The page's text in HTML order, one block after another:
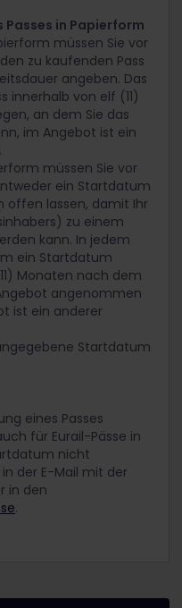
in Papierform
müssen Sie vor
zu kaufenden Pass
angeben. Das
von elf (11)
an dem Sie das
im Angebot ist ein
müssen Sie vor
ein Startdatum
offen lassen, damit Ihr
zu einem
kann. In jedem
ein Startdatum
Monaten nach dem
angenommen
ist ein anderer
Startdatum
eines Passes
für Eurail-Pässe in
nicht
der E-Mail mit der
in den
.